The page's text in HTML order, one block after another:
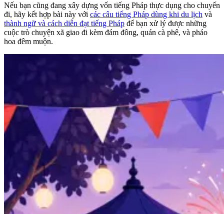
Nếu bạn cũng đang xây dựng vốn tiếng Pháp thực dụng cho chuyến
đi, hãy kết hợp bài này với các câu tiếng Pháp dùng khi du lịch và
thành ngữ và cách diễn đạt tiếng Pháp để bạn xử lý được những
cuộc trò chuyện xã giao đi kèm đám đông, quán cà phê, và pháo
hoa đêm muộn.